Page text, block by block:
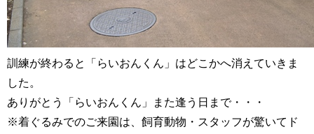
訓練が終わると「らいおんくん」はどこかへ消えていきま
した。
ありがとう「らいおんくん」また逢う日まで・・・
※着ぐるみでのご来園は、飼育動物・スタッフが驚いてド